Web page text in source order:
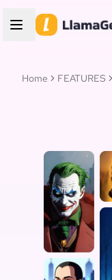
Home FEATURES